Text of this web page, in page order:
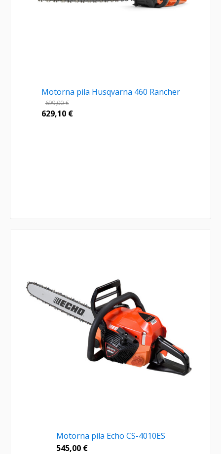
Motorna pila Husqvarna 460 Rancher
699,00€
629,10 €
Motorna pila Echo CS-4010ES
545,00 €